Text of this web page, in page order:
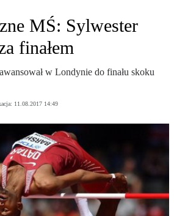
MŚ: Sylwester
finałem
w Londynie do finału skoku
11.08.2017 14:49